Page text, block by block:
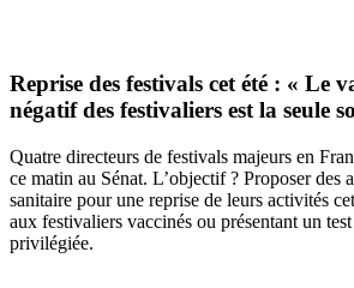
Reprise des festivals cet été : « Le
négatif des festivaliers est la seule
Quatre directeurs de festivals majeurs en
ce matin au Sénat. L’objectif ? Proposer des
sanitaire pour une reprise de leurs activités
aux festivaliers vaccinés ou présentant un
privilégiée.